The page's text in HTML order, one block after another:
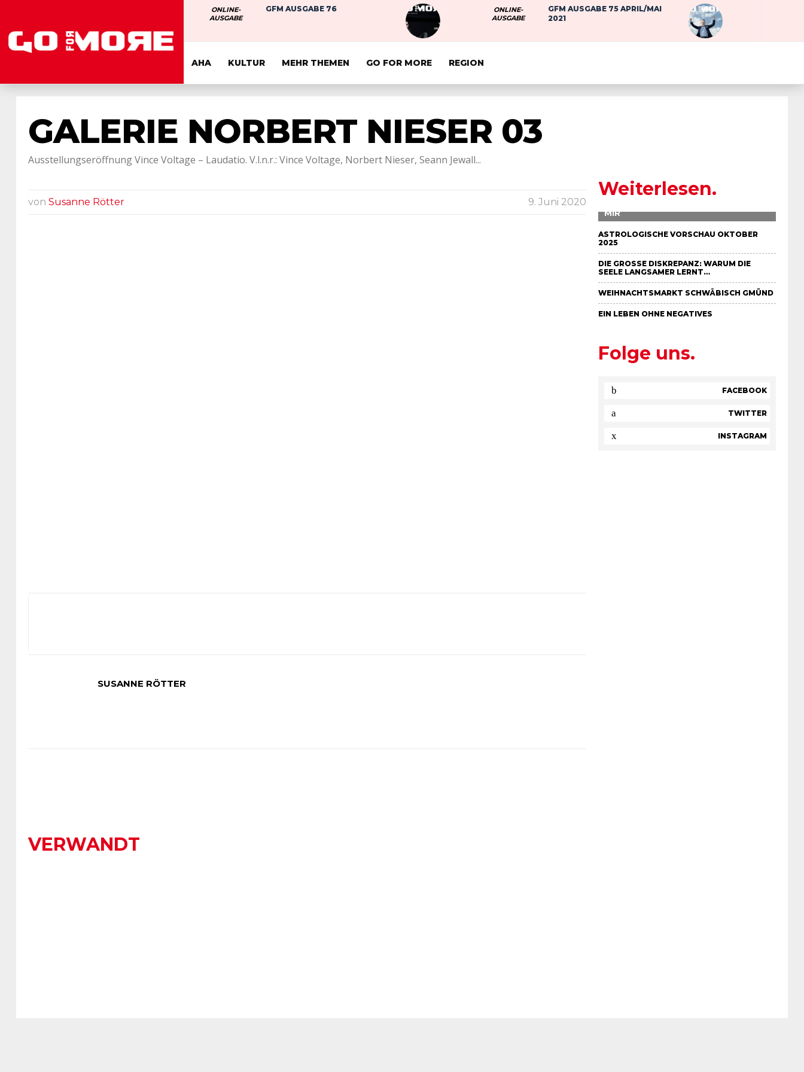
ONLINE-
AUSGABE
GFM AUSGABE 76
ONLINE-
AUSGABE
GFM AUSGABE 75 APRIL/MAI
2021
AHA KULTUR MEHR THEMEN GO FOR MORE REGION
GALERIE NORBERT NIESER 03
Ausstellungseröffnung Vince Voltage – Laudatio. V.l.n.r.: Vince Voltage, Norbert Nieser, Seann Jewall...
von Susanne Rötter 9. Juni 2020
SUSANNE RÖTTER
Weiterlesen.
MIR
ASTROLOGISCHE VORSCHAU OKTOBER
2025
DIE GROSSE DISKREPANZ: WARUM DIE S
EELE LANGSAMER LERNT…
WEIHNACHTSMARKT SCHWÄBISCH GMÜND
EIN LEBEN OHNE NEGATIVES
Folge uns.
FACEBOOK
TWITTER
INSTAGRAM
VERWANDT